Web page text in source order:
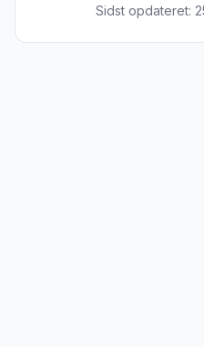
Sidst opdateret: